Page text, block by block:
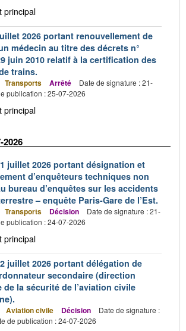
principal
2026 portant renouvellement de
médecin au titre des décrets n°
juin 2010 relatif à la certification des
trains.
Transports Arrêté
Date de signature : 21-
publication : 25-07-2026
principal
2026
juillet 2026 portant désignation et
d’enquêteurs techniques non
bureau d’enquêtes sur les accidents
– enquête Paris-Gare de l’Est.
Transports Décision
Date de signature : 21-
publication : 24-07-2026
principal
juillet 2026 portant délégation de
secondaire (direction
la sécurité de l’aviation civile
Aviation civile Décision
Date de signature :
de publication : 24-07-2026